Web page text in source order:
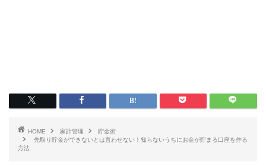
HOME 家計管理
貯金術
先取り貯金ができないとは言わせない！知らないうちにお金が貯まる口座を作る
方法